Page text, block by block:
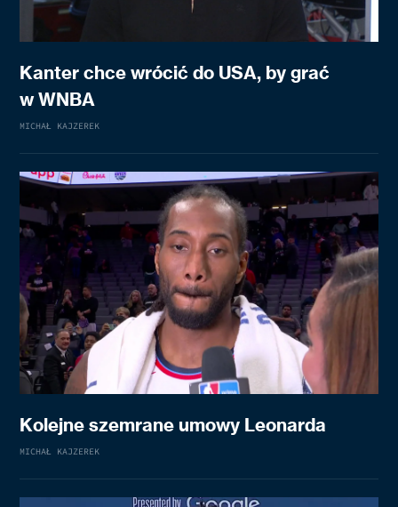
Kanter chce wrócić do USA, by grać
w WNBA
MICHAŁ KAJZEREK
Kolejne szemrane umowy Leonarda
MICHAŁ KAJZEREK